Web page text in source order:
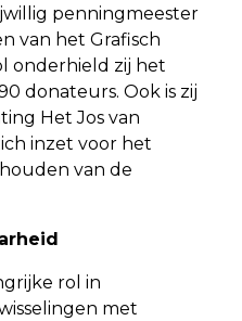
penningmeester
van het Grafisch
onderhield zij het
donateurs. Ook is zij
Het Jos van
inzet voor het
van de
rol in
met